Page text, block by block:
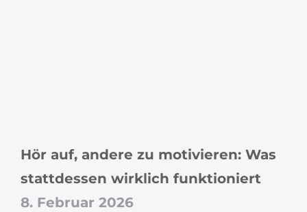
Hör auf, andere zu motivieren: Was
stattdessen wirklich funktioniert
8. Februar 2026